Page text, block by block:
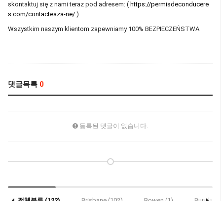
skontaktuj się z nami teraz pod adresem: ( https://permisdeconducere
s.com/contacteaza-ne/ )
Wszystkim naszym klientom zapewniamy 100% BEZPIECZEŃSTWA
댓글목록 0
등록된 댓글이 없습니다.